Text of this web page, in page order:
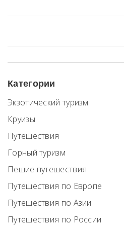
ловушки.
Категории
Экзотический туризм
Круизы
Путешествия
Горный туризм
Пешие путешествия
Путешествия по Европе
Путешествия по Азии
Путешествия по России